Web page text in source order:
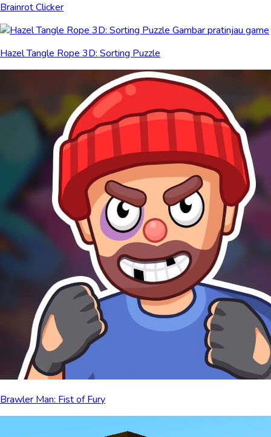
Brainrot Clicker
Hazel Tangle Rope 3D: Sorting Puzzle
Brawler Man: Fist of Fury